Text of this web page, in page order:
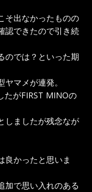
そ出なかったものの
認できたので引き続
のでは？といった期
マメが連発。
たがFIRST MINOの
しましたが残念なが
良かったと思いま
加で思い入れのある